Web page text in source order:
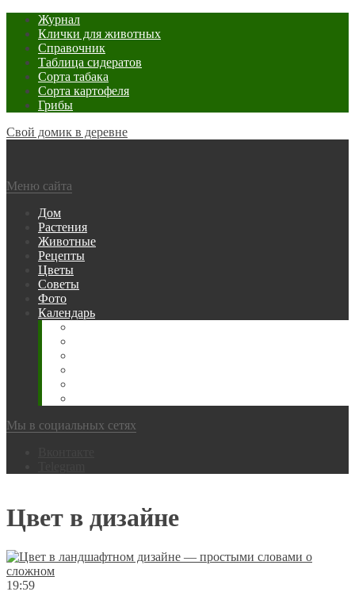
Журнал
Клички для животных
Справочник
Таблица сидератов
Сорта табака
Сорта картофеля
Грибы
Свой домик в деревне
Меню сайта
Дом
Растения
Животные
Рецепты
Цветы
Советы
Фото
Календарь
Мы в социальных сетях
Цвет в дизайне
19:59